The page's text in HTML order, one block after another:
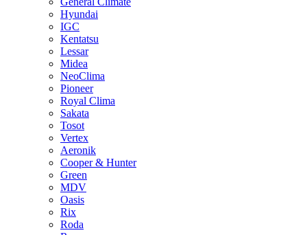
Hyundai
IGC
Kentatsu
Lessar
Midea
NeoClima
Pioneer
Royal Clima
Sakata
Tosot
Vertex
Aeronik
Cooper & Hunter
Green
MDV
Oasis
Rix
Roda